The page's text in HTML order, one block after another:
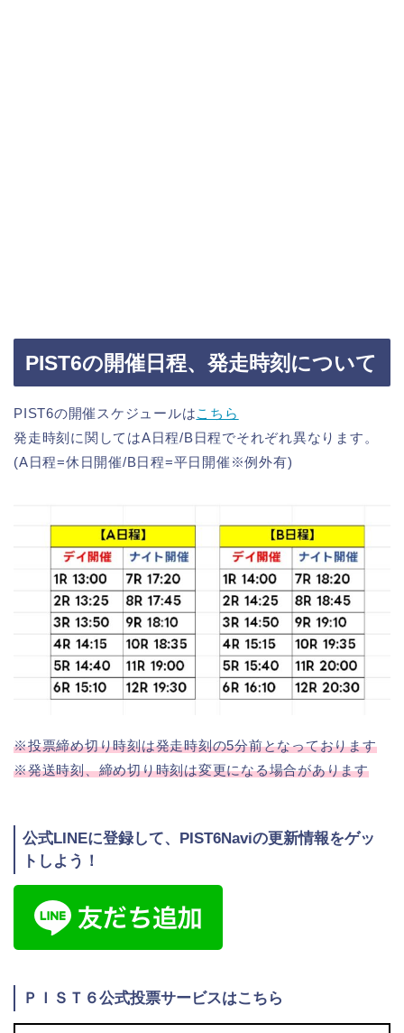
PIST6の開催日程、発走時刻について
PIST6の開催スケジュールはこちら
発走時刻に関してはA日程/B日程でそれぞれ異なります。
(A日程=休日開催/B日程=平日開催※例外有)
※投票締め切り時刻は発走時刻の5分前となっております
※発送時刻、締め切り時刻は変更になる場合があります
公式LINEに登録して、PIST6Naviの更新情報をゲッ
トしよう！
ＰＩＳＴ６公式投票サービスはこちら